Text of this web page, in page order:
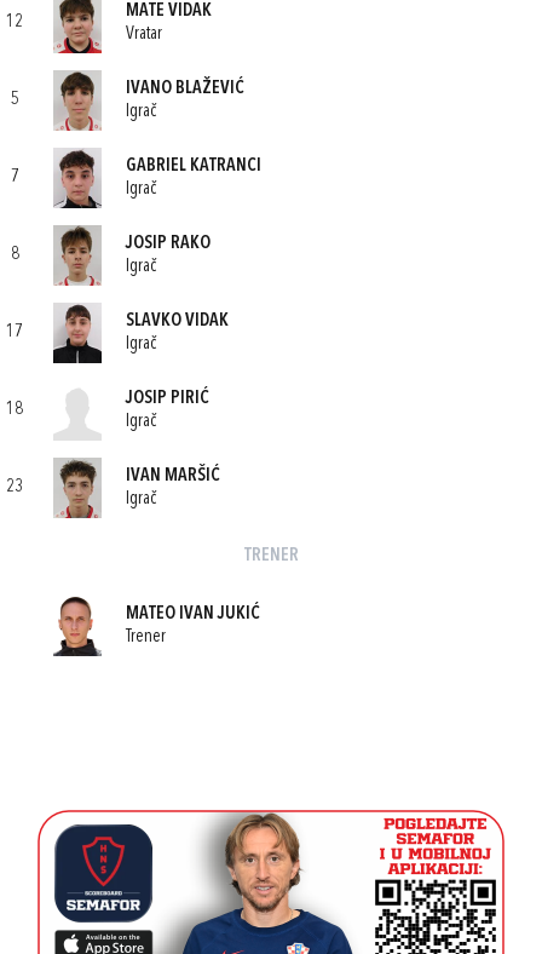
12
MATE VIDAK
Vratar
5
IVANO BLAŽEVIĆ
Igrač
7
GABRIEL KATRANCI
Igrač
8
JOSIP RAKO
Igrač
17
SLAVKO VIDAK
Igrač
18
JOSIP PIRIĆ
Igrač
23
IVAN MARŠIĆ
Igrač
TRENER
MATEO IVAN JUKIĆ
Trener